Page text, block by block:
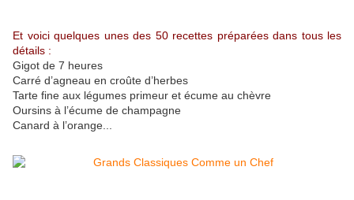
Et voici quelques unes des 50 recettes préparées dans tous les
détails :
Gigot de 7 heures
Carré d’agneau en croûte d’herbes
Tarte fine aux légumes primeur et écume au chèvre
Oursins à l’écume de champagne
Canard à l’orange...